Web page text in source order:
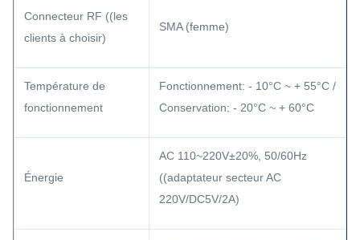
Connecteur RF ((les
clients à choisir)
SMA (femme)
Température de
fonctionnement
Fonctionnement: - 10°C ~ + 55°C /
Conservation: - 20°C ~ + 60°C
Énergie
AC 110~220V±20%, 50/60Hz
((adaptateur secteur AC
220V/DC5V/2A)